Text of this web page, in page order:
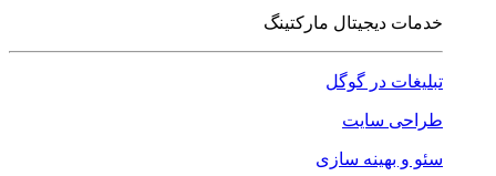
خدمات دیجیتال مارکتینگ
تبلیغات در گوگل
طراحی سایت
سئو و بهینه سازی